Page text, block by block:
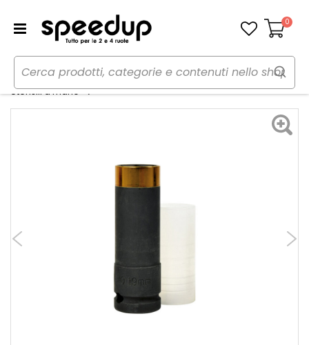
Carrello
0
Home Auto
Utensili, lampade da lavoro e torce
Utensili a mano
Bussola - AUTOBEST